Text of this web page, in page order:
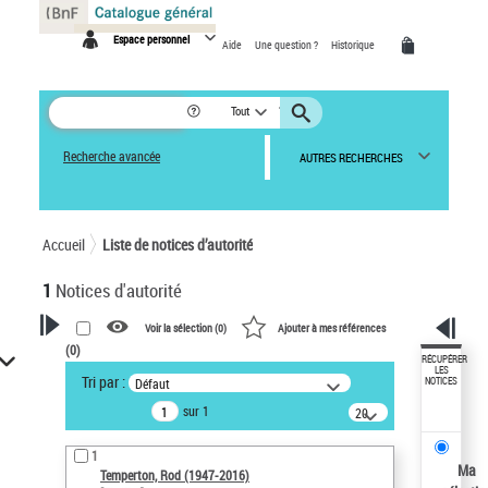
Espace personnel Aide Une question ? Historique
Tout
Recherche avancée AUTRES RECHERCHES
Accueil Liste de notices d’autorité
1 Notices d'autorité
VOTRE RECHERCHE
Recherche avancée dans les
notices d’autorité
Œuvres liées à l'auteur :
Temperton, Rod (1947-2016)
Voir la sélection (0) Ajouter à mes références
(0)
Tri par : Défaut
sur 1
20
résultats/page
1
Temperton, Rod (1947-2016)
RÉCUPÉRER
LES
NOTICES
Ma
Panneau de gestion des cookies